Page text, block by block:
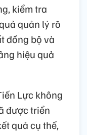
kiểm tra
quản lý rõ
đồng bộ và
hiệu quả
Lực không
được triển
quả cụ thể,